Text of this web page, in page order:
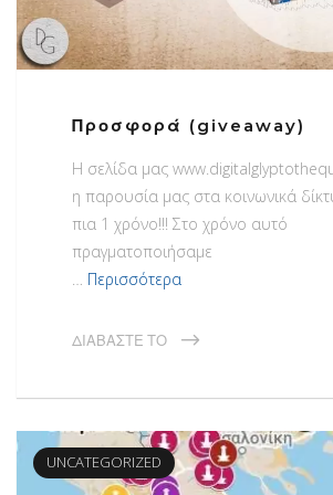
Προσφορά (giveaway)
H σελίδα μας
η παρουσία μας στα κοινωνικά
πια 1 χρόνο!!! Στο χρόνο αυτό
πραγματοποιήσαμε
… Περισσότερα
ΔΙΑΒΆΣΤΕ ΤΟ
UNCATEGORIZED